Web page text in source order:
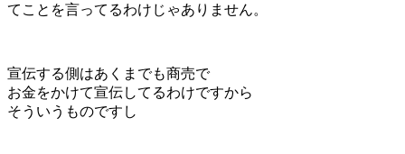
てことを言ってるわけじゃありません。
宣伝する側はあくまでも商売で
お金をかけて宣伝してるわけですから
そういうものですし